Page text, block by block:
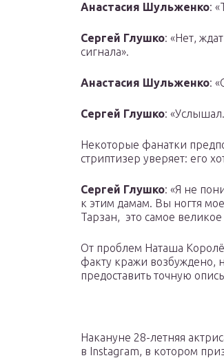
Анастасия Шульженко:
Сергей Глушко: «Нет,
сигнала».
Анастасия Шульженко:
Сергей Глушко:
Некоторые фанатки
стриптизер уверяет: его
Сергей Глушко: «Я не
к этим дамам. Вы ногтя
Тарзан, это самое
От проблем Наташа
факту кражи возбуждено,
предоставить точную
Накануне 28-летняя
в Instagram, в котором